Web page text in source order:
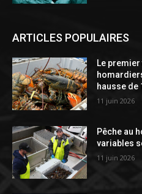
ARTICLES POPULAIRES
Le
hausse de
11 juin 2026
Pêche au
variables
11 juin 2026